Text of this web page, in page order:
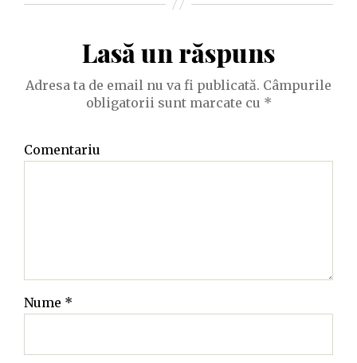
Lasă un răspuns
Adresa ta de email nu va fi publicată. Câmpurile
obligatorii sunt marcate cu *
Comentariu
Nume *